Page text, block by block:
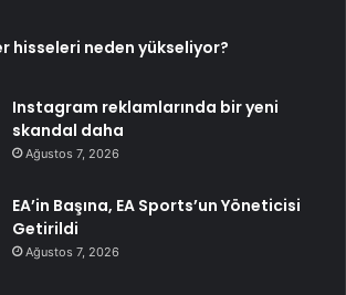
hisseleri neden yükseliyor?
Instagram reklamlarında bir yeni
skandal daha
Ağustos 7, 2026
EA’in Başına, EA Sports’un Yöneticisi
Getirildi
Ağustos 7, 2026